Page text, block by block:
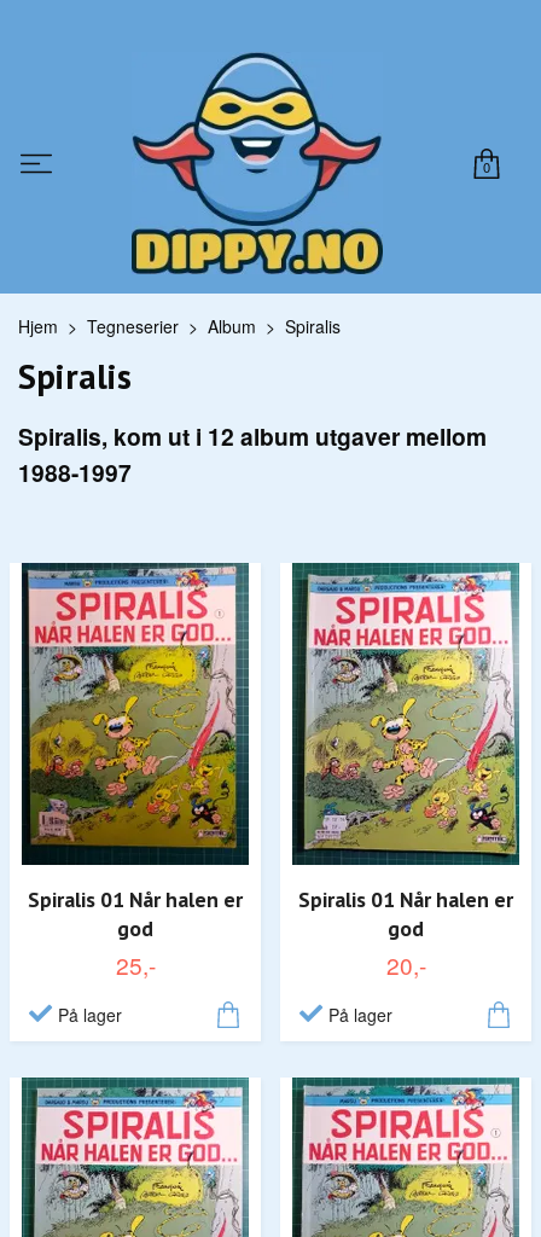
0
Hjem Tegneserier Album Spiralis
Spiralis
Spiralis, kom ut i 12 album utgaver mellom
1988-1997
Spiralis 01 Når halen er
god
25,-
På lager
Spiralis 01 Når halen er
god
20,-
På lager